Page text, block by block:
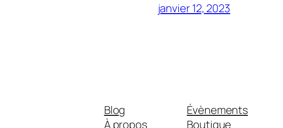
janvier 12, 2023
Blog
À propos
Évènements
Boutique